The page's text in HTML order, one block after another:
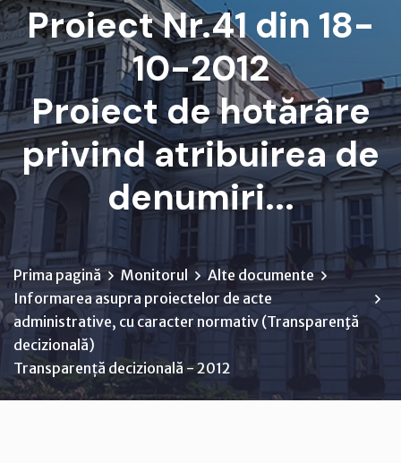
Proiect Nr.41 din 18-
10-2012
Proiect de hotărâre
privind atribuirea de
denumiri...
Prima pagină Monitorul
Alte documente
Informarea asupra proiectelor de acte
administrative, cu caracter normativ (Transparenţă
decizională)
Transparență decizională - 2012